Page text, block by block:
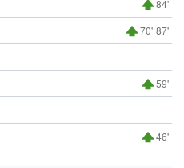
84'
70' 87'
59'
46'